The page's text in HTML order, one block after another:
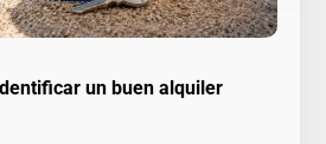
un buen alquiler